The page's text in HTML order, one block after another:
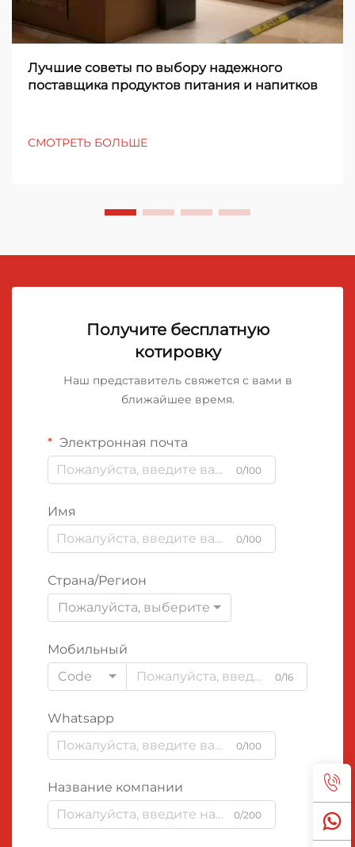
Лучшие советы по выбору надежного
поставщика продуктов питания и напитков
СМОТРЕТЬ БОЛЬШЕ
Получите бесплатную
котировку
Наш представитель свяжется с вами в
ближайшее время.
Электронная почта
0/100
Имя
0/100
Страна/Регион
Пожалуйста, выберите
Мобильный
Code
0/16
Whatsapp
0/100
Название компании
0/200